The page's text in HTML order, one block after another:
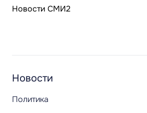
Новости СМИ2
Новости
Политика